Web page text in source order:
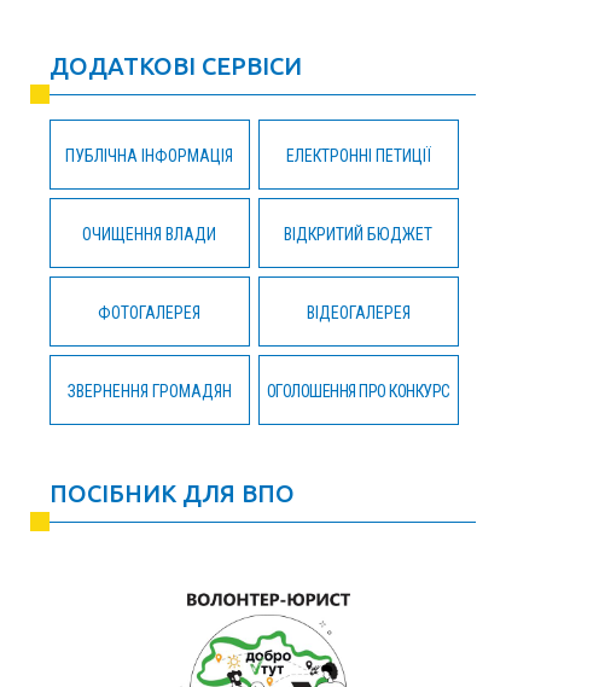
ДОДАТКОВІ СЕРВІСИ
ПУБЛІЧНА ІНФОРМАЦІЯ ЕЛЕКТРОННІ ПЕТИЦІЇ
ОЧИЩЕННЯ ВЛАДИ ВІДКРИТИЙ БЮДЖЕТ
ФОТОГАЛЕРЕЯ ВІДЕОГАЛЕРЕЯ
ЗВЕРНЕННЯ ГРОМАДЯН ОГОЛОШЕННЯ ПРО КОНКУРС
ПОСІБНИК ДЛЯ ВПО